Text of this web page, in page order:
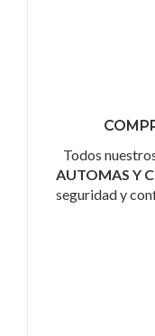
Todos
AUTOMAS Y
seguridad y